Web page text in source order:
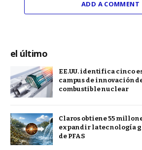
ADD A COMMENT
el último
EE.UU. identifica cinco
campus de innovación
combustible nuclear
Claros obtiene 55
expandir la tecnología
de PFAS